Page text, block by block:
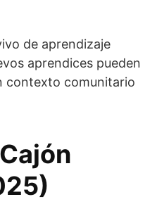
de aprendizaje
aprendices pueden
contexto comunitario